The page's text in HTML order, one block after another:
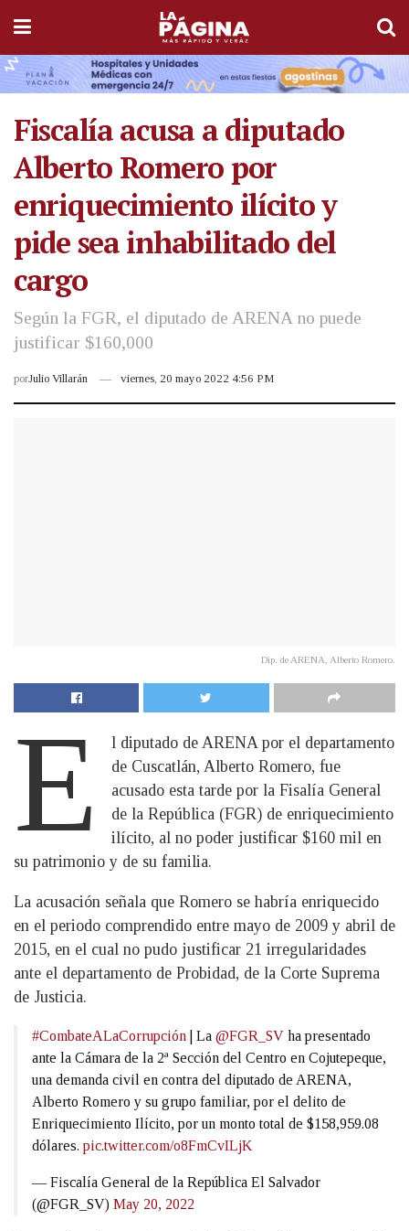
Fiscalía acusa a diputado
Alberto Romero por
enriquecimiento ilícito y
pide sea inhabilitado del
cargo
Según la FGR, el diputado de ARENA no puede
justificar $160,000
porJulio Villarán viernes, 20 mayo 2022 4:56 PM
Dip. de ARENA, Alberto Romero.
E
l diputado de ARENA por el departamento
de Cuscatlán, Alberto Romero, fue
acusado esta tarde por la Fisalía General
de la República (FGR) de enriquecimiento
ilícito, al no poder justificar $160 mil en
su patrimonio y de su familia.
La acusación señala que Romero se habría enriquecido
en el periodo comprendido entre mayo de 2009 y abril de
2015, en el cual no pudo justificar 21 irregularidades
ante el departamento de Probidad, de la Corte Suprema
de Justicia.
#CombateALaCorrupción | La @FGR_SV ha presentado
ante la Cámara de la 2ª Sección del Centro en Cojutepeque,
una demanda civil en contra del diputado de ARENA,
Alberto Romero y su grupo familiar, por el delito de
Enriquecimiento Ilícito, por un monto total de $158,959.08
dólares. pic.twitter.com/o8FmCvILjK
— Fiscalía General de la República El Salvador
(@FGR_SV) May 20, 2022